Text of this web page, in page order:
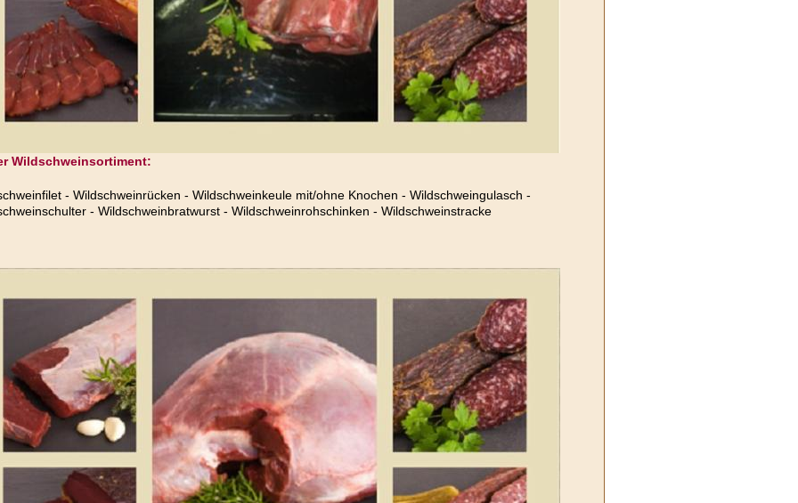
Wildschweinsortiment:
- Wildschweinrücken - Wildschweinkeule mit/ohne Knochen - Wildschweingulasch -
- Wildschweinbratwurst - Wildschweinrohschinken - Wildschweinstracke